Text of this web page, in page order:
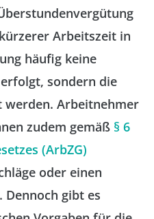
Arbeitszeit in
häufig keine
sondern die
werden. Arbeitnehmer
zudem gemäß § 6
(ArbZG)
oder einen
Dennoch gibt es